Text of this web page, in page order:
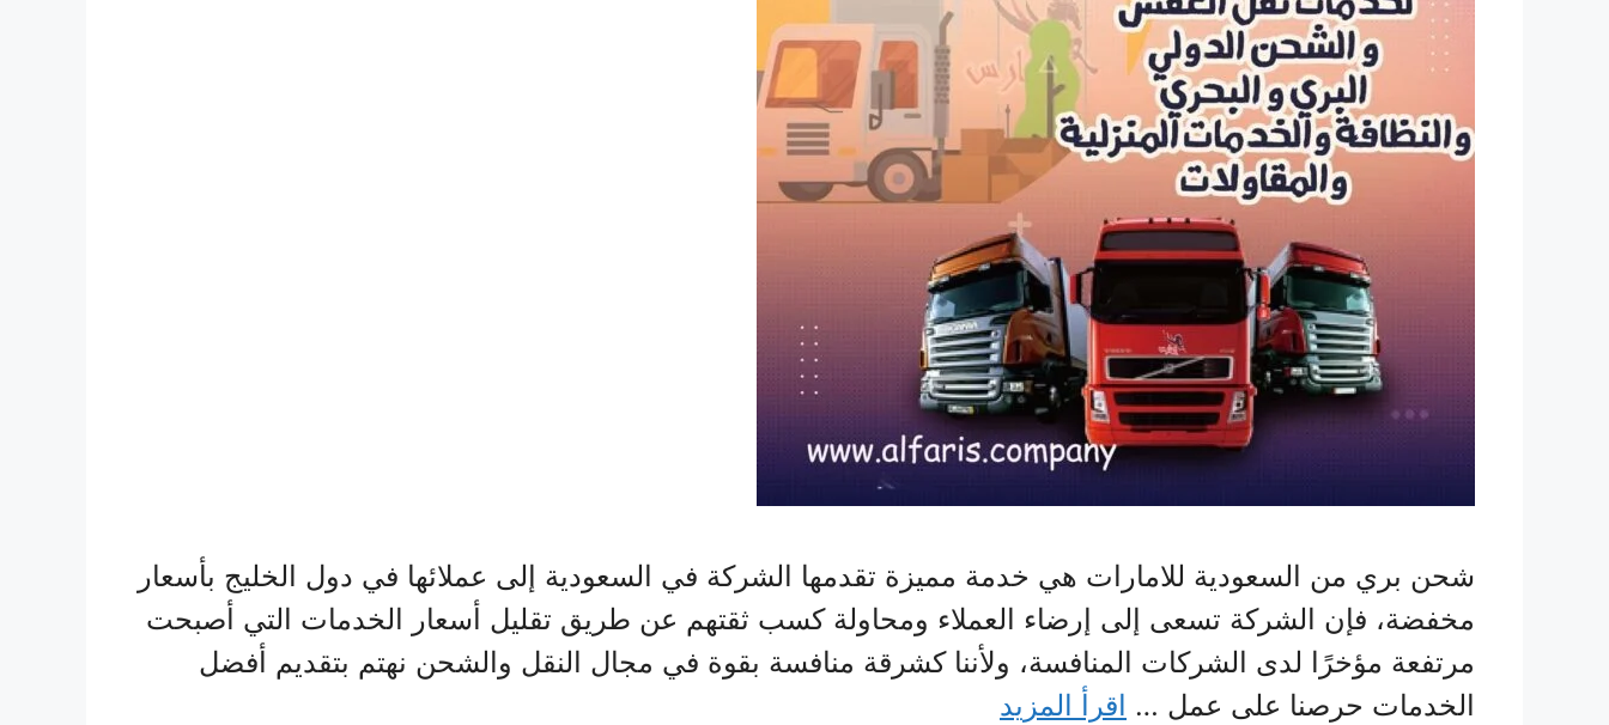
شحن بري من السعودية للامارات هي خدمة مميزة تقدمها الشركة في السعودية إلى عملائها في دول الخليج بأسعار
مخفضة، فإن الشركة تسعى إلى إرضاء العملاء ومحاولة كسب ثقتهم عن طريق تقليل أسعار الخدمات التي أصبحت
مرتفعة مؤخرًا لدى الشركات المنافسة، ولأننا كشرقة منافسة بقوة في مجال النقل والشحن نهتم بتقديم أفضل
الخدمات حرصنا على عمل … اقرأ المزيد